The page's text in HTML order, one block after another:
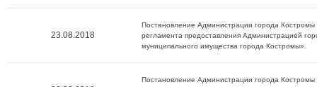
23.08.2018
Постановление Администрации города
регламента предоставления Администрацией
муниципального имущества города Костромы».
Постановление Администрации города